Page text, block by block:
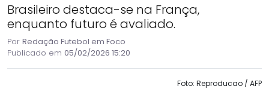
Brasileiro destaca-se na França,
enquanto futuro é avaliado.
Por Redação Futebol em Foco
Publicado em 05/02/2026 15:20
Foto: Reproducao / AFP